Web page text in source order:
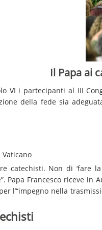
Il Papa ai
VI i partecipanti al III
della fede sia
Vaticano
catechisti. Non di ‘fare
Papa Francesco riceve
l’“impegno nella